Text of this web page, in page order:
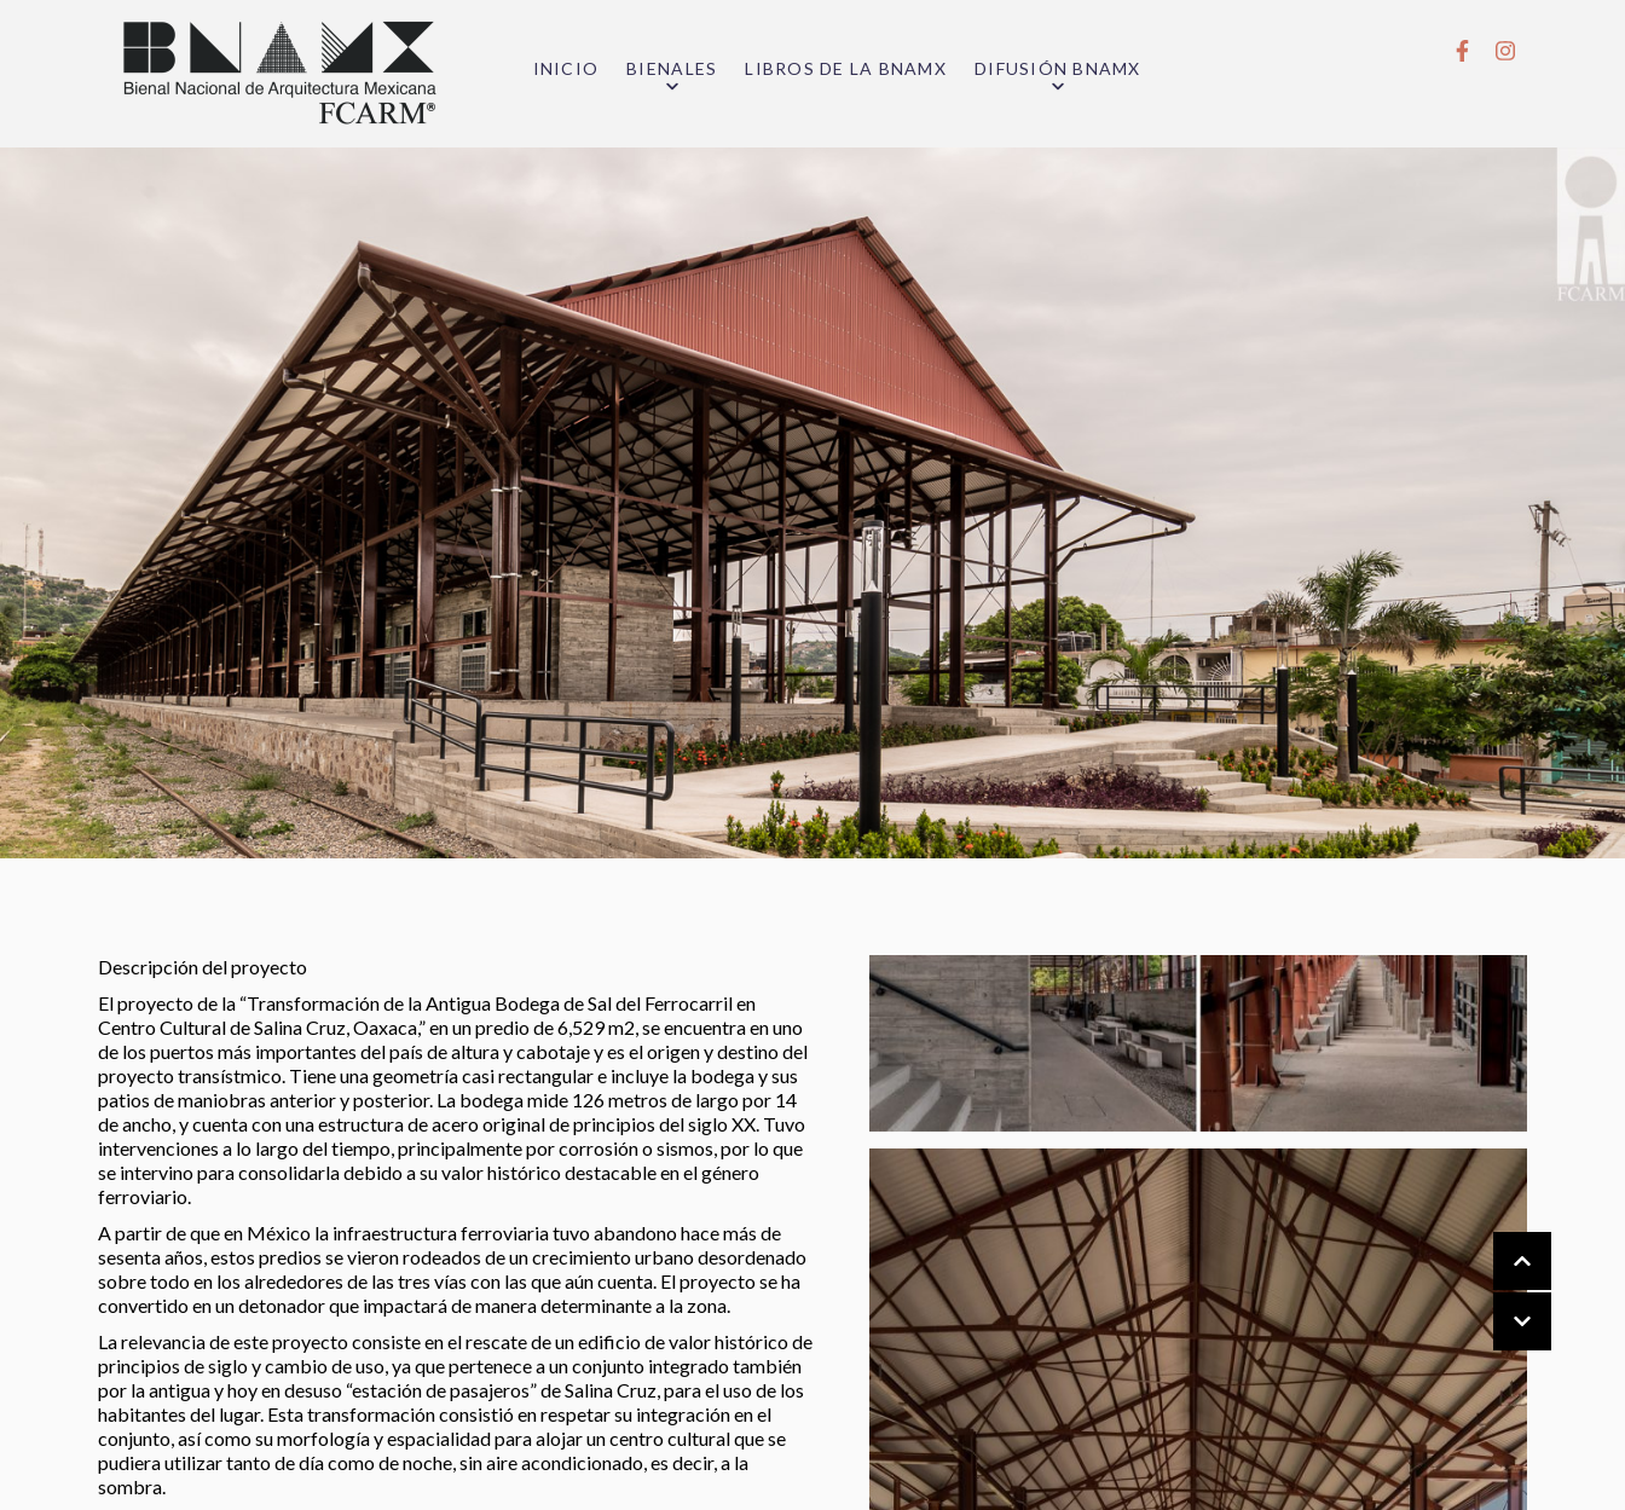
INICIO BIENALES LIBROS DE LA BNAMX DIFUSIÓN BNAMX
Descripción del proyecto
El proyecto de la “Transformación de la Antigua Bodega de Sal del Ferrocarril en
Centro Cultural de Salina Cruz, Oaxaca,” en un predio de 6,529 m2, se encuentra en uno
de los puertos más importantes del país de altura y cabotaje y es el origen y destino del
proyecto transístmico. Tiene una geometría casi rectangular e incluye la bodega y sus
patios de maniobras anterior y posterior. La bodega mide 126 metros de largo por 14
de ancho, y cuenta con una estructura de acero original de principios del siglo XX. Tuvo
intervenciones a lo largo del tiempo, principalmente por corrosión o sismos, por lo que
se intervino para consolidarla debido a su valor histórico destacable en el género
ferroviario.
A partir de que en México la infraestructura ferroviaria tuvo abandono hace más de
sesenta años, estos predios se vieron rodeados de un crecimiento urbano desordenado
sobre todo en los alrededores de las tres vías con las que aún cuenta. El proyecto se ha
convertido en un detonador que impactará de manera determinante a la zona.
La relevancia de este proyecto consiste en el rescate de un edificio de valor histórico de
principios de siglo y cambio de uso, ya que pertenece a un conjunto integrado también
por la antigua y hoy en desuso “estación de pasajeros” de Salina Cruz, para el uso de los
habitantes del lugar. Esta transformación consistió en respetar su integración en el
conjunto, así como su morfología y espacialidad para alojar un centro cultural que se
pudiera utilizar tanto de día como de noche, sin aire acondicionado, es decir, a la
sombra.